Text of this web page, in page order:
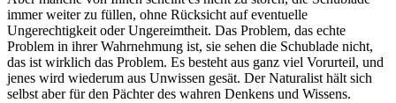
immer weiter zu füllen, ohne Rücksicht auf eventuelle
Ungerechtigkeit oder Ungereimtheit. Das Problem, das echte
Problem in ihrer Wahrnehmung ist, sie sehen die Schublade nicht,
das ist wirklich das Problem. Es besteht aus ganz viel Vorurteil, und
jenes wird wiederum aus Unwissen gesät. Der Naturalist hält sich
selbst aber für den Pächter des wahren Denkens und Wissens.